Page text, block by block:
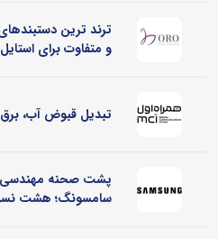
ترند ترین
و متفاوت برای
تبدیل قبوض آب، برق
سامسونگ؛ هشت